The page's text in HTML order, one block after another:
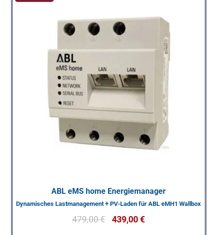
ABL eMS home Energiemanager
Dynamisches Lastmanagement + PV-Laden für ABL eMH1 Wallbox
479,00€ 439,00€